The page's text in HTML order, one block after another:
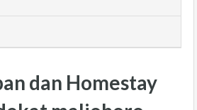
dan Homestay